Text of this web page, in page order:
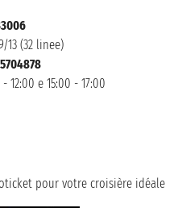
13 (32 linee)
e 15:00 - 17:00
pour votre croisière idéale